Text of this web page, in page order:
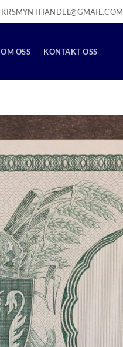
KRSMYNTHANDEL@GMAIL.COM
OM OSS KONTAKT OSS